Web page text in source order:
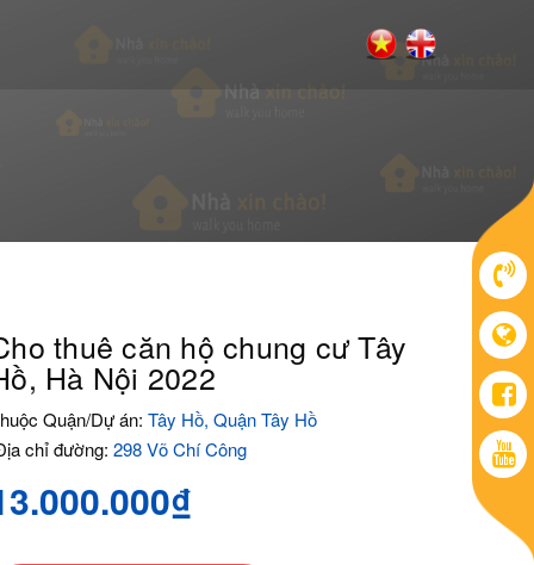
thuê căn hộ chung cư Tây
Hà Nội 2022
Quận/Dự án: Tây Hồ, Quận Tây Hồ
chỉ đường: 298 Võ Chí Công